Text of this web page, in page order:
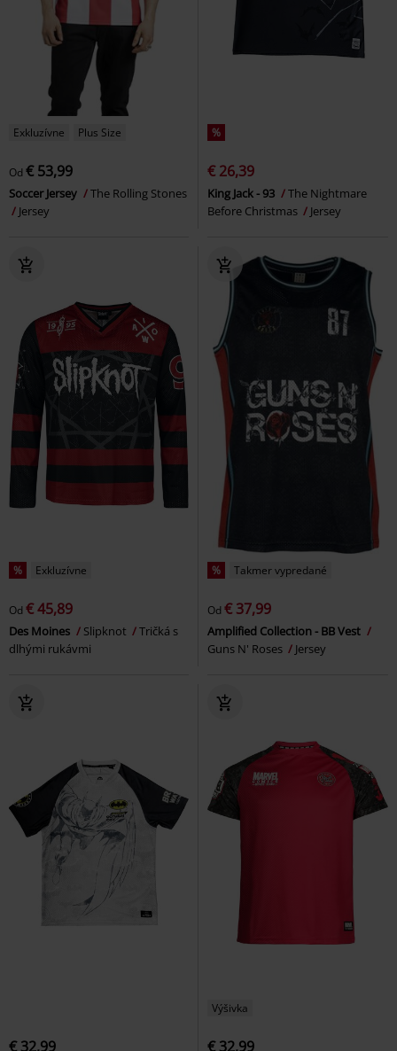
Exkluzívne Plus Size
Od € 53,99
Soccer Jersey
The Rolling Stones
Jersey
%
€ 26,39
King Jack - 93
The Nightmare
Before Christmas
Jersey
% Exkluzívne
Od € 45,89
Des Moines Slipknot
Tričká s
dlhými rukávmi
% Takmer vypredané
Od € 37,99
Amplified Collection - BB Vest
Guns N' Roses
Jersey
€ 32,99
Výšivka
€ 32,99